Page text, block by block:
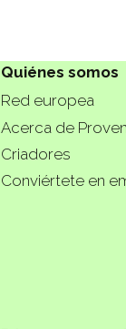
Quiénes somos
Red europea
Acerca de
Criadores
Conviértete en